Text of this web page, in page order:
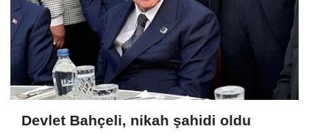
Devlet Bahçeli, nikah şahidi oldu